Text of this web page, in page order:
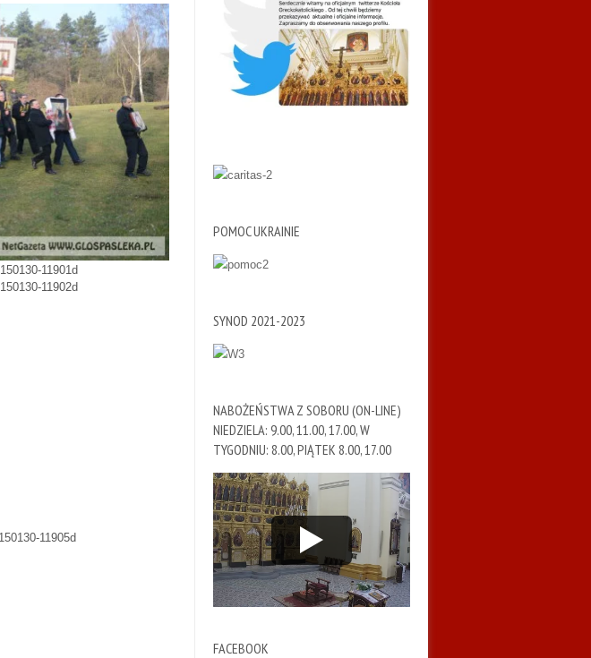
POMOC UKRAINIE
SYNOD 2021-2023
NABOŻEŃSTWA Z SOBORU (ON-LINE)
NIEDZIELA: 9.00, 11.00, 17.00, W
TYGODNIU: 8.00, PIĄTEK 8.00, 17.00
FACEBOOK